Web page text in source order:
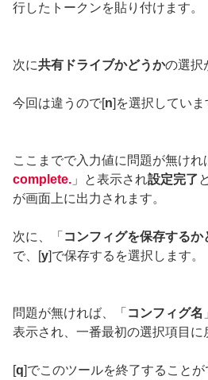
行したトークンを貼り付けます。
次に共有ドライブかどうかの選択
今回は違うので[n]を選択していま
ここまでで入力値に問題が無けれ
complete. 」と表示され設定完了
が画面上に出力されます。
次に、「 コンフィグを保存するか
で、[y]で保存するを選択します。
問題が無ければ、「 コンフィグ名
表示され、一番最初の選択項目に
[q]でこのツールを終了することが